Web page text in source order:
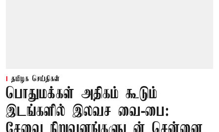
தமிழக செய்திகள்
பொதுமக்கள் அதிகம் கூடும்
இடங்களில் இலவச வை-பை: